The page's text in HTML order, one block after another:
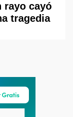
rayo cayó
tragedia